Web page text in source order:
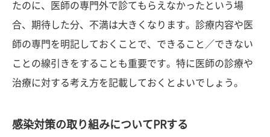
たのに、医師の専門外で診てもらえなかったという場
合、期待した分、不満は大きくなります。診療内容や医
師の専門を明記しておくことで、できること／できない
ことの線引きをすることも重要です。特に医師の診療や
治療に対する考え方を記載しておくとよいでしょう。
感染対策の取り組みについてPRする